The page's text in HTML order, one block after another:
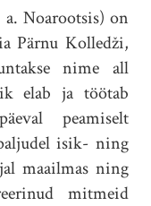
a. Noarootsis) on
Pärnu Kolledži,
nime all
elab ja töötab
peamiselt
isik- ning
maailmas ning
mitmeid